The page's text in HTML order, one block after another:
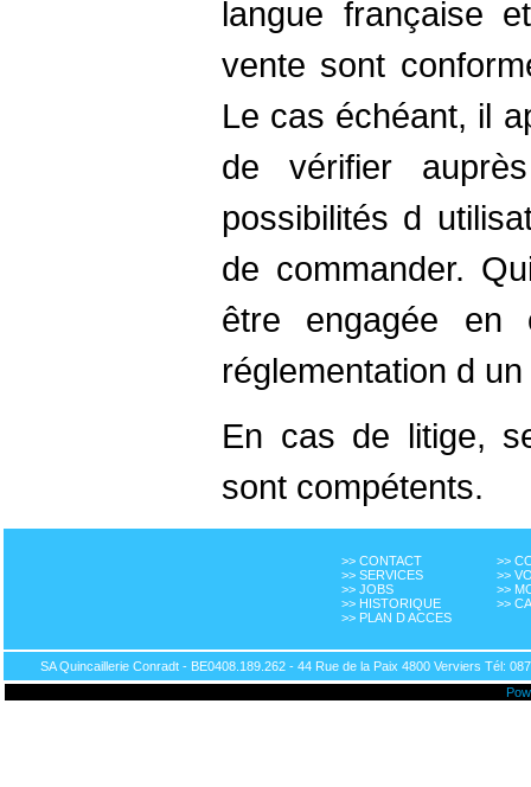
langue française
vente sont
Le cas échéant, il
de vérifier
possibilités d
de commander.
être engagée
réglementation d
En cas de litige,
sont compétents.
>> CONTACT
>> SERVICES
>> JOBS
>> HISTORIQUE
>> PLAN D ACCES
>>
>>
>>
>>
SA Quincaillerie Conradt - BE0408.189.262 - 44 Rue de la Paix 4800 Verviers Tél: